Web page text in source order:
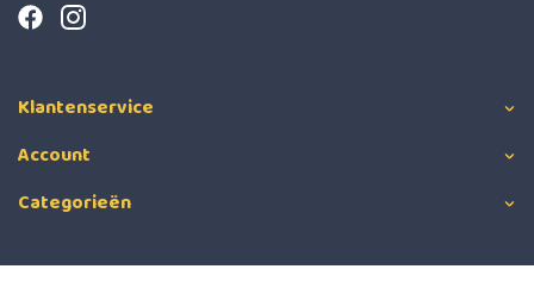
Klantenservice
Account
Categorieën